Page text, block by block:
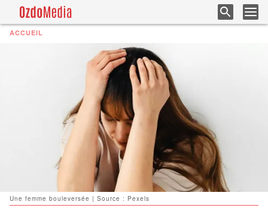
ACCUEIL
Une femme bouleversée | Source : Pexels